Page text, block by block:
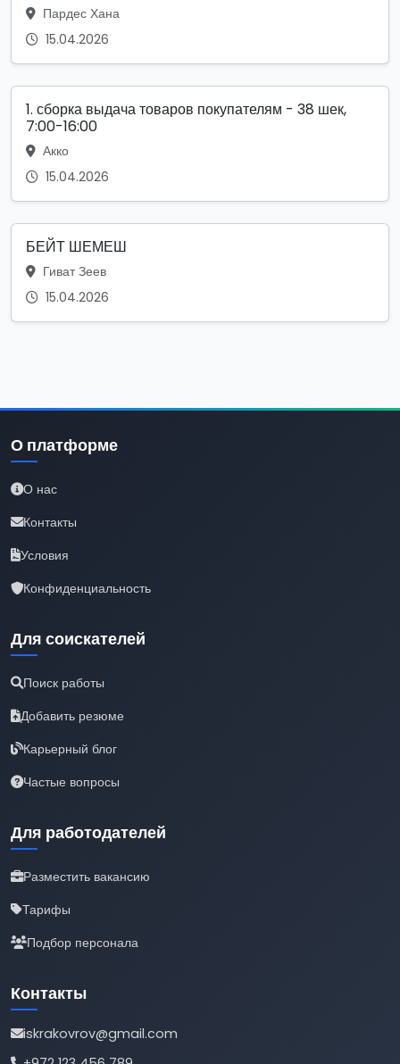
Пардес Хана
15.04.2026
1. сборка выдача товаров покупателям - 38 шек,
7:00-16:00
Акко
15.04.2026
БЕЙТ ШЕМЕШ
Гиват Зеев
15.04.2026
О платформе
О нас
Контакты
Условия
Конфиденциальность
Для соискателей
Поиск работы
Добавить резюме
Карьерный блог
Частые вопросы
Для работодателей
Разместить вакансию
Тарифы
Подбор персонала
Контакты
iskrakovrov@gmail.com